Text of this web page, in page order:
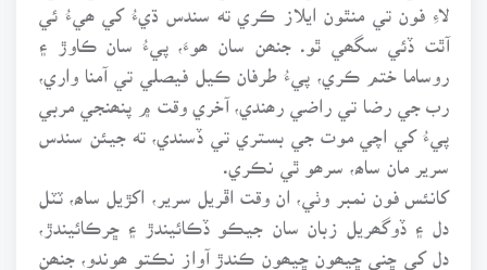
لاءِ فون تي منٿون ايلاز ڪري ته سندس ڌيءُ کي ھيءُ ئي
آٿت ڏئي سگھي ٿو. جنھن سان ھوءَ، پيءُ سان ڪاوڙ ۽
روساما ختم ڪري، پيءُ طرفان ڪيل فيصلي تي آمنا واري،
رب جي رضا تي راضي رھندي، آخري وقت ۾ پنھنجي مربي
پيءُ کي اچي موت جي بستري تي ڏسندي، ته جيئن سندس
سرير مان ساھ، سرھو ٿي نڪري.
کانئس فون نمبر وٺي، ان وقت اڦريل سرير، اکڙيل ساھ، ٽٽل
دل ۽ ڏوگھريل زبان سان جيڪو ڏڪائيندڙ ۽ ڇرڪائيندڙ،
دل کي ڇني ڇيھون ڇيھون ڪندڙ آواز نڪتو ھوندو، جنھن